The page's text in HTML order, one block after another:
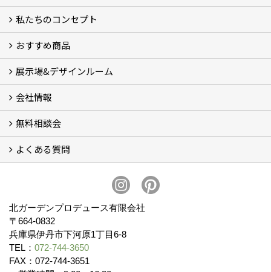
施工事例
お客様の声 (46)
私たちのコンセプト
コンセプト
完成までの流れ
お庭のメンテナンスについて
おすすめ商品
オリジナル帆布のサイクルポート
NEW スマートサイクルポート
おしゃれな物置 (8)
門扉 (6)
ウッドフェンス (16)
アイアンの商品 (6)
ガーデニング雑貨 (3)
ガーデン書&ガーデンアート
こだわりのオリジナル商品 一覧
おすすめの植物 (29)
箱庭ガーデン
ポット苗
展示場&デザインルーム
展示場&デザインルーム
会社情報
会社概要
スタッフ紹介 (11)
ブログ
コラム
アクセス
求人募集
無料相談会
無料相談会
よくある質問
アフターサービス・アフターメンテナンスについて (3)
北ガーデンプロデュース有限会社
〒664-0832
兵庫県伊丹市下河原1丁目6-8
TEL： 072-744-3650
FAX：072-744-3651